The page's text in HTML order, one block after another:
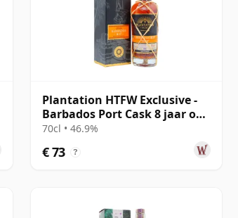
Plantation HTFW Exclusive -
Barbados Port Cask 8 jaar oud
Rum
70cl • 46.9%
€ 73 ?